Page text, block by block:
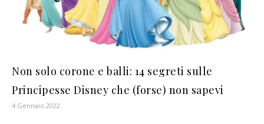
Non solo corone e balli: 14 segreti sulle
Principesse Disney che (forse) non sapevi
4 Gennaio 2022